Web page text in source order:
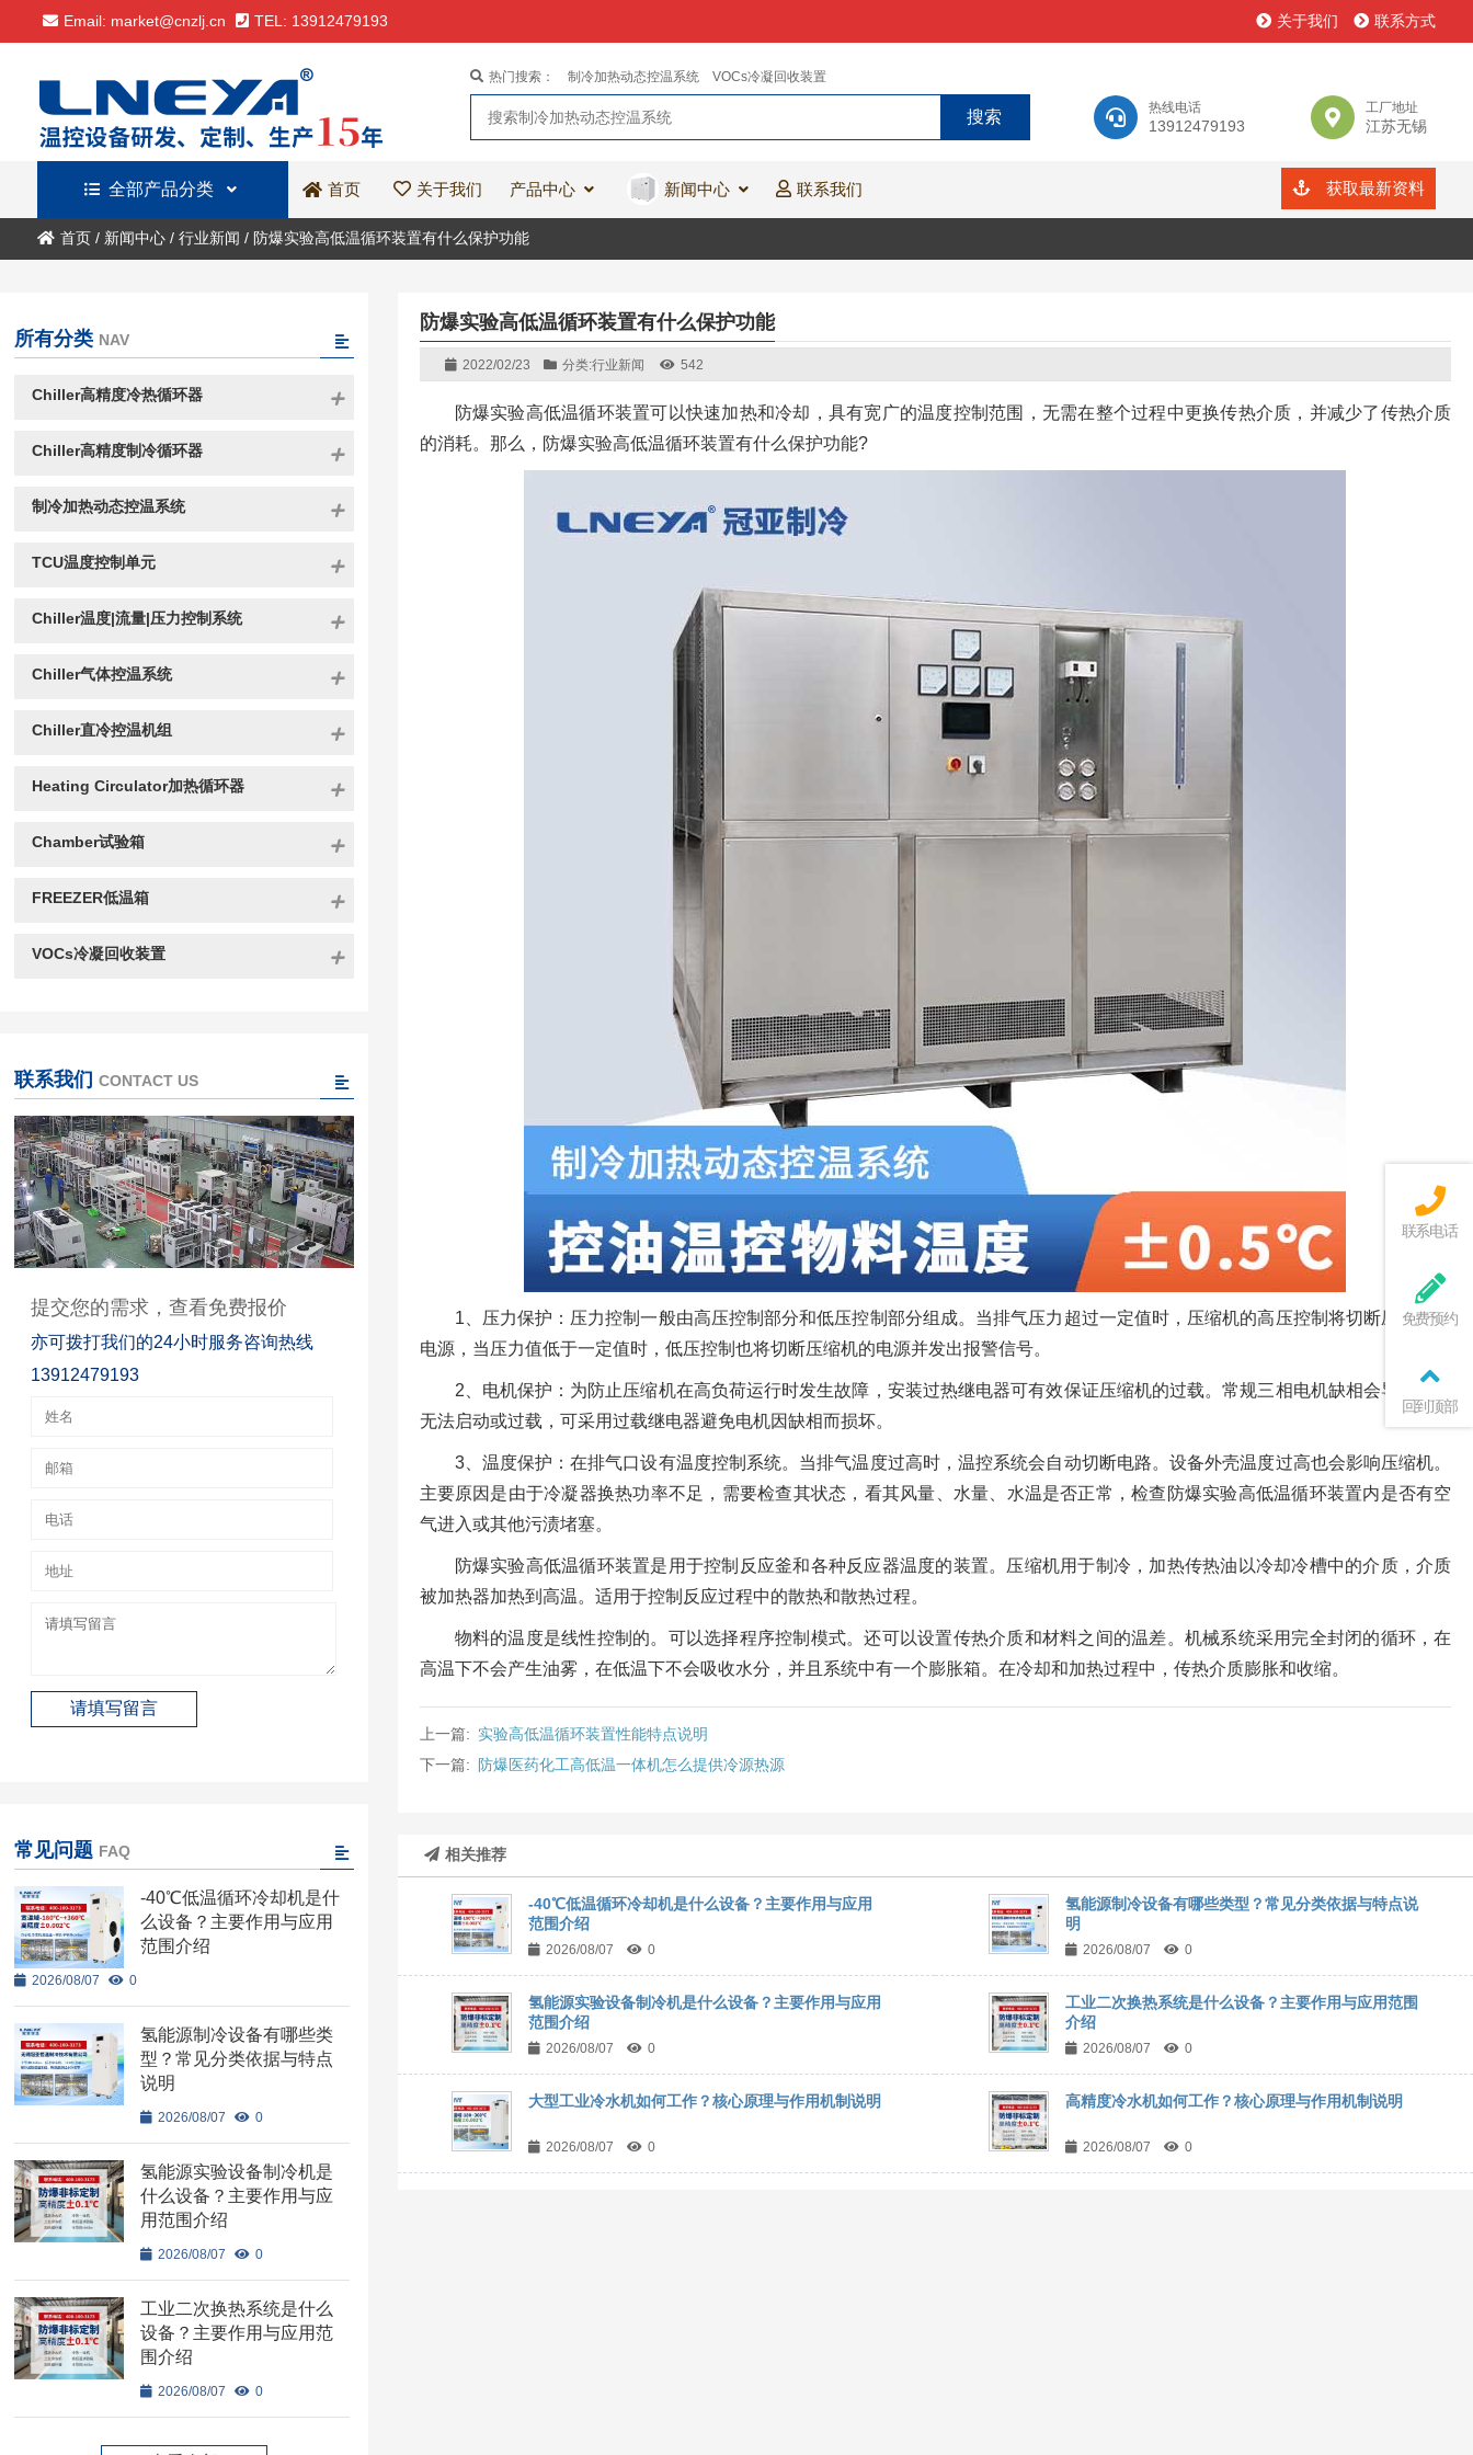
Email: market@cnzlj.cn TEL: 13912479193 关于我们 联系方式
热线电话
13912479193
工厂地址
江苏无锡
热门搜索： 制冷加热动态控温系统 VOCs冷凝回收装置
全部产品分类 首页 关于我们 产品中心 新闻中心 联系我们 获取最新资料
首页/ 新闻中心/ 行业新闻 / 防爆实验高低温循环装置有什么保护功能
防爆实验高低温循环装置有什么保护功能
2022/02/23 分类:行业新闻 542
防爆实验高低温循环装置可以快速加热和冷却，具有宽广的温度控制范围，无需在整个过程中更换传热介质，并减少了传热介质
的消耗。那么，防爆实验高低温循环装置有什么保护功能?
1、压力保护：压力控制一般由高压控制部分和低压控制部分组成。当排气压力超过一定值时，压缩机的高压控制将切断压缩机的
电源，当压力值低于一定值时，低压控制也将切断压缩机的电源并发出报警信号。
2、电机保护：为防止压缩机在高负荷运行时发生故障，安装过热继电器可有效保证压缩机的过载。常规三相电机缺相会导致电机
无法启动或过载，可采用过载继电器避免电机因缺相而损坏。
3、温度保护：在排气口设有温度控制系统。当排气温度过高时，温控系统会自动切断电路。设备外壳温度过高也会影响压缩机。
主要原因是由于冷凝器换热功率不足，需要检查其状态，看其风量、水量、水温是否正常，检查防爆实验高低温循环装置内是否有空
气进入或其他污渍堵塞。
防爆实验高低温循环装置是用于控制反应釜和各种反应器温度的装置。压缩机用于制冷，加热传热油以冷却冷槽中的介质，介质
被加热器加热到高温。适用于控制反应过程中的散热和散热过程。
物料的温度是线性控制的。可以选择程序控制模式。还可以设置传热介质和材料之间的温差。机械系统采用完全封闭的循环，在
高温下不会产生油雾，在低温下不会吸收水分，并且系统中有一个膨胀箱。在冷却和加热过程中，传热介质膨胀和收缩。
上一篇: 实验高低温循环装置性能特点说明
下一篇: 防爆医药化工高低温一体机怎么提供冷源热源
相关推荐
-40℃低温循环冷却机是什么设备？主要作用与应用
范围介绍
2026/08/07 0
氢能源制冷设备有哪些类型？常见分类依据与特点说
明
2026/08/07 0
氢能源实验设备制冷机是什么设备？主要作用与应用
范围介绍
2026/08/07 0
工业二次换热系统是什么设备？主要作用与应用范围
介绍
2026/08/07 0
大型工业冷水机如何工作？核心原理与作用机制说明
2026/08/07 0
高精度冷水机如何工作？核心原理与作用机制说明
2026/08/07 0
所有分类 NAV
Chiller高精度冷热循环器
Chiller高精度制冷循环器
制冷加热动态控温系统
TCU温度控制单元
Chiller温度|流量|压力控制系统
Chiller气体控温系统
Chiller直冷控温机组
Heating Circulator加热循环器
Chamber试验箱
FREEZER低温箱
VOCs冷凝回收装置
联系我们 CONTACT US
提交您的需求，查看免费报价
亦可拨打我们的24小时服务咨询热线
13912479193
常见问题 FAQ
-40℃低温循环冷却机是什
么设备？主要作用与应用
范围介绍
2026/08/07 0
氢能源制冷设备有哪些类
型？常见分类依据与特点
说明
2026/08/07 0
氢能源实验设备制冷机是
什么设备？主要作用与应
用范围介绍
2026/08/07 0
工业二次换热系统是什么
设备？主要作用与应用范
围介绍
2026/08/07 0
联系电话
免费预约
回到顶部